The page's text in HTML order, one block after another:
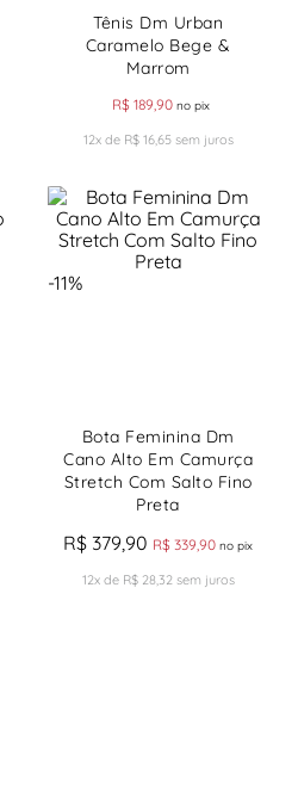
Tênis Dm Urban
Caramelo Bege &
Marrom
R$ 189,90no pix
12x de R$ 16,65sem juros
-11%
Bota Feminina Dm
Cano Alto Em Camurça
Stretch Com Salto Fino
Preta
R$ 379,90 R$ 339,90 no pix
12x de R$ 28,32sem juros